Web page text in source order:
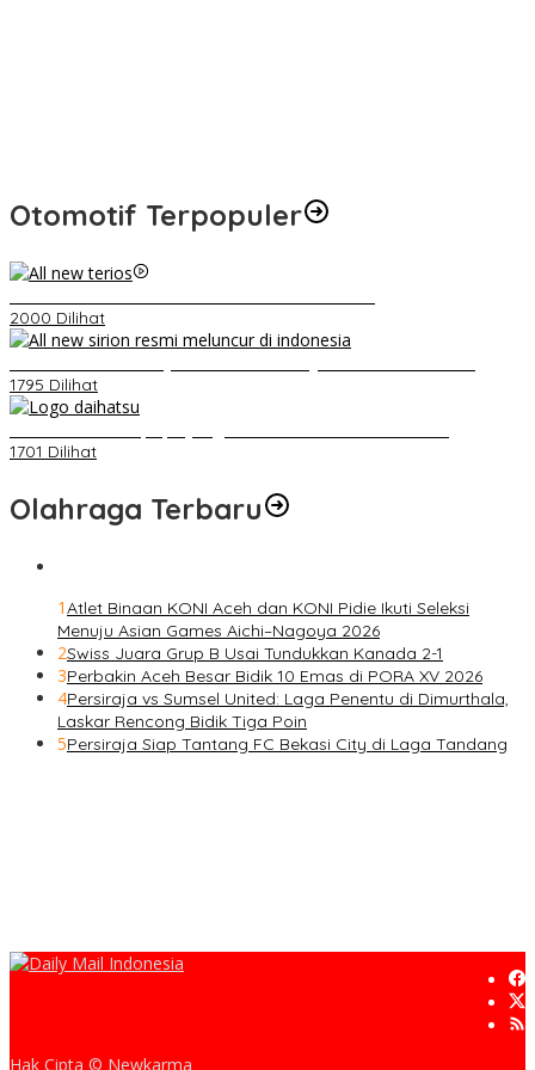
Otomotif Terpopuler
2000 Dilihat
1795 Dilihat
1701 Dilihat
Olahraga Terbaru
1Atlet Binaan KONI Aceh dan KONI Pidie Ikuti Seleksi
Menuju Asian Games Aichi–Nagoya 2026
2Swiss Juara Grup B Usai Tundukkan Kanada 2-1
3Perbakin Aceh Besar Bidik 10 Emas di PORA XV 2026
4Persiraja vs Sumsel United: Laga Penentu di Dimurthala,
Laskar Rencong Bidik Tiga Poin
5Persiraja Siap Tantang FC Bekasi City di Laga Tandang
Hak Cipta © Newkarma